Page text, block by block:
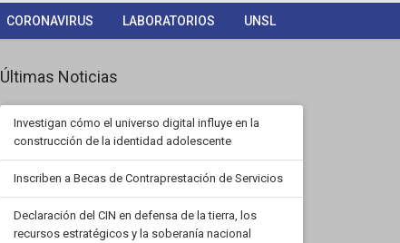
CORONAVIRUS LABORATORIOS UNSL
Últimas Noticias
Investigan cómo el universo digital influye en la
construcción de la identidad adolescente
Inscriben a Becas de Contraprestación de Servicios
Declaración del CIN en defensa de la tierra, los
recursos estratégicos y la soberanía nacional